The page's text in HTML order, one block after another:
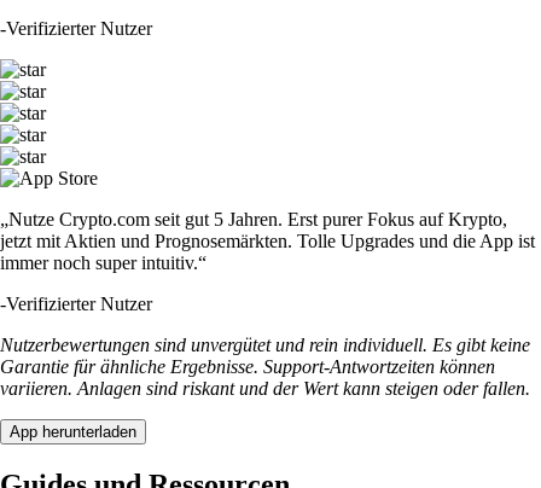
-Verifizierter Nutzer
„Nutze Crypto.com seit gut 5 Jahren. Erst purer Fokus auf Krypto,
jetzt mit Aktien und Prognosemärkten. Tolle Upgrades und die App ist
immer noch super intuitiv.“
-Verifizierter Nutzer
Nutzerbewertungen sind unvergütet und rein individuell. Es gibt keine
Garantie für ähnliche Ergebnisse. Support-Antwortzeiten können
variieren. Anlagen sind riskant und der Wert kann steigen oder fallen.
App herunterladen